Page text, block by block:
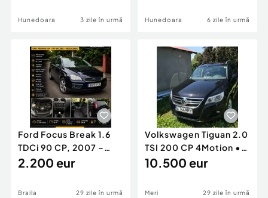
Hunedoara 3 zile în urmă Hunedoara 6 zile în urmă
Ford Focus Break 1.6
TDCi 90 CP, 2007 –
Unic proprietar, ITP
2.200 eur
Braila 29 zile în urmă
Volkswagen Tiguan 2.0
TSI 200 CP 4Motion •
2009 • Manual •
10.500 eur
Meri 29 zile în urmă